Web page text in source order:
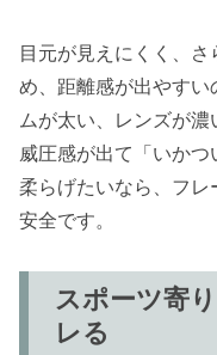
目元が見えにくく、
め、距離感が出やす
ムが太い、レンズが濃
威圧感が出て「いか
柔らげたいなら、フ
安全です。
スポーツ寄
レる